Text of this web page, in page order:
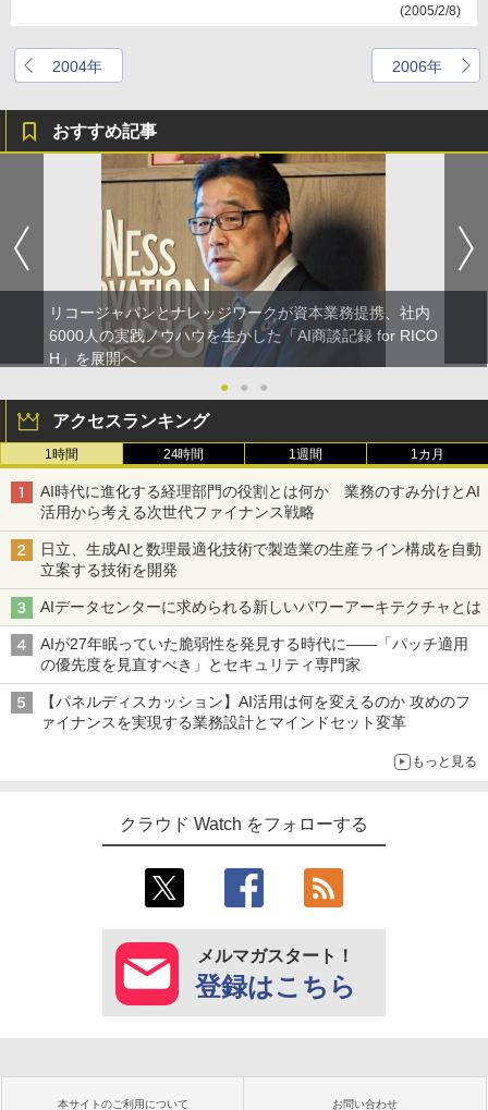
(2005/2/8)
2004年 2006年
おすすめ記事
リコージャパンとナレッジワークが資本業務提携、社内
6000人の実践ノウハウを生かした「AI商談記録 for RICO
H」を展開へ
●
● ●
アクセスランキング
1時間 24時間 1週間 1カ月
AI時代に進化する経理部門の役割とは何か 業務のすみ分けとAI
活用から考える次世代ファイナンス戦略
日立、生成AIと数理最適化技術で製造業の生産ライン構成を自動
立案する技術を開発
AIデータセンターに求められる新しいパワーアーキテクチャとは
AIが27年眠っていた脆弱性を発見する時代に――「パッチ適用
の優先度を見直すべき」とセキュリティ専門家
【パネルディスカッション】AI活用は何を変えるのか 攻めのフ
ァイナンスを実現する業務設計とマインドセット変革
もっと見る
クラウド Watch をフォローする
メルマガスタート！
登録はこちら
本サイトのご利用について お問い合わせ